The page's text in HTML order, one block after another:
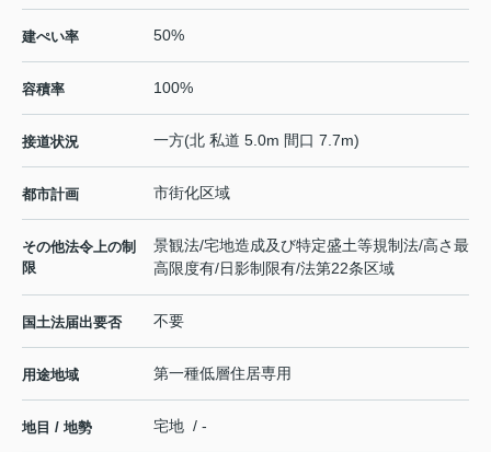
建ぺい率 50%
容積率 100%
接道状況 一方(北 私道 5.0m 間口 7.7m)
都市計画 市街化区域
その他法令上の制
限
景観法/宅地造成及び特定盛土等規制法/高さ最
高限度有/日影制限有/法第22条区域
国土法届出要否 不要
用途地域 第一種低層住居専用
地目 / 地勢 宅地 / -